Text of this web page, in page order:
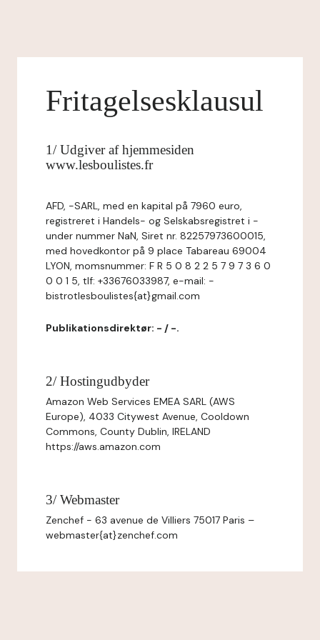
Fritagelsesklausul
1/ Udgiver af hjemmesiden
www.lesboulistes.fr
AFD, -SARL, med en kapital på 7960 euro,
registreret i Handels- og Selskabsregistret i -
under nummer NaN, Siret nr. 82257973600015,
med hovedkontor på 9 place Tabareau 69004
LYON, momsnummer: F R 5 0 8 2 2 5 7 9 7 3 6 0
0 0 1 5, tlf: +33676033987, e-mail: -
bistrotlesboulistes{at}gmail.com
Publikationsdirektør: - / -.
2/ Hostingudbyder
Amazon Web Services EMEA SARL (AWS
Europe), 4033 Citywest Avenue, Cooldown
Commons, County Dublin, IRELAND
https://aws.amazon.com
3/ Webmaster
Zenchef - 63 avenue de Villiers 75017 Paris –
webmaster{at}zenchef.com